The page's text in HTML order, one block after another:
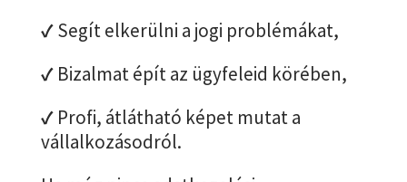
✓Segít elkerülni a jogi problémákat,
✓Bizalmat épít az ügyfeleid körében,
✓Profi, átlátható képet mutat a
vállalkozásodról.